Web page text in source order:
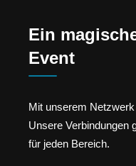
Ein
Event
Mit unserem
Unsere Verbindungen
für jeden Bereich.